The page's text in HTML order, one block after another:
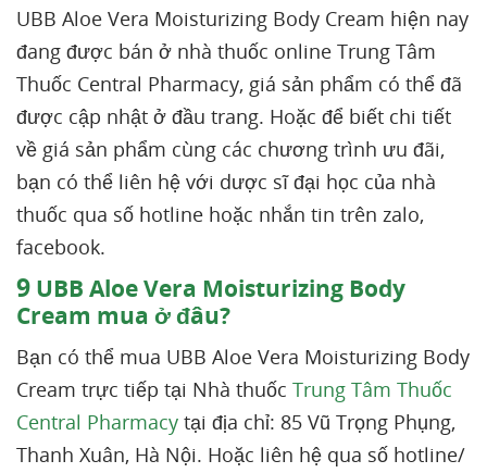
UBB Aloe Vera Moisturizing Body Cream hiện nay
đang được bán ở nhà thuốc online Trung Tâm
Thuốc Central Pharmacy, giá sản phẩm có thể đã
được cập nhật ở đầu trang. Hoặc để biết chi tiết
về giá sản phẩm cùng các chương trình ưu đãi,
bạn có thể liên hệ với dược sĩ đại học của nhà
thuốc qua số hotline hoặc nhắn tin trên zalo,
facebook.
9 UBB Aloe Vera Moisturizing Body
Cream mua ở đâu?
Bạn có thể mua UBB Aloe Vera Moisturizing Body
Cream trực tiếp tại Nhà thuốc Trung Tâm Thuốc
Central Pharmacy tại địa chỉ: 85 Vũ Trọng Phụng,
Thanh Xuân, Hà Nội. Hoặc liên hệ qua số hotline/